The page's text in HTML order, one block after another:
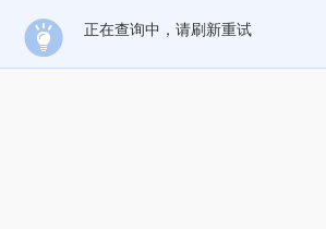
正在查询中，请刷新重试